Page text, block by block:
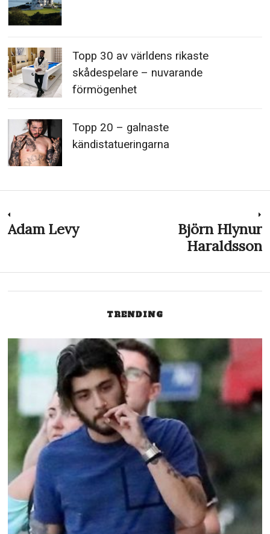
Topp 30 av världens rikaste
skådespelare – nuvarande
förmögenhet
Topp 20 – galnaste
kändistatueringarna
Inläggsnavigering
Previous
Adam Levy
Björn Hlynur
Haraldsson
TRENDING